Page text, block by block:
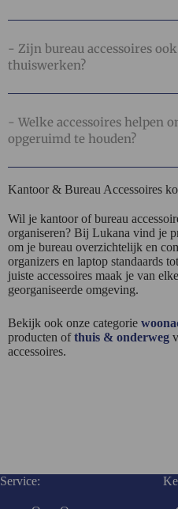
- Zijn bureau accessoires
thuiswerken?
- Welke accessoires helpen
opgeruimd te houden?
Kantoor & Bureau Accessoires
Wil je kantoor of bureau
organiseren? Bij Lukana vind je
om je bureau overzichtelijk en
organizers en laptop standaards
juiste accessoires maak je van
georganiseerde omgeving.
Bekijk ook onze categorie
producten ofthuis & onderweg
accessoires.
Service: